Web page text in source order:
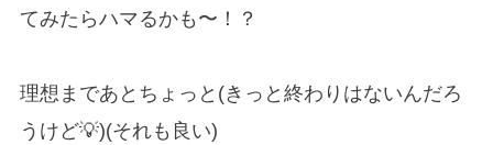
てみたらハマるかも〜！？
理想まであとちょっと(きっと終わりはないんだろ
うけど💡)(それも良い)